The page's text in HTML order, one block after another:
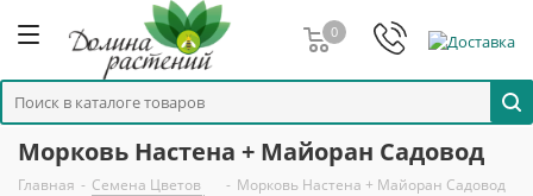
0
Морковь Настена + Майоран Садовод
Главная - Семена Цветов - Морковь Настена + Майоран Садовод